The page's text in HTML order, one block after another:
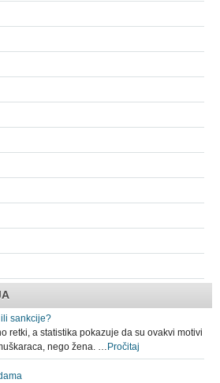
sankcije?
retki, a statistika pokazuje da su ovakvi motivi
nego žena. … Pročitaj